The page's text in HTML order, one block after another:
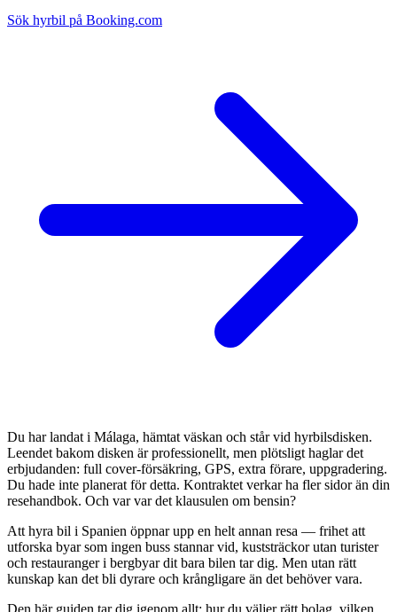
Sök hyrbil på Booking.com
Du har landat i Málaga, hämtat väskan och står vid hyrbilsdisken.
Leendet bakom disken är professionellt, men plötsligt haglar det
erbjudanden: full cover-försäkring, GPS, extra förare, uppgradering.
Du hade inte planerat för detta. Kontraktet verkar ha fler sidor än din
resehandbok. Och var var det klausulen om bensin?
Att hyra bil i Spanien öppnar upp en helt annan resa — frihet att
utforska byar som ingen buss stannar vid, kuststräckor utan turister
och restauranger i bergbyar dit bara bilen tar dig. Men utan rätt
kunskap kan det bli dyrare och krångligare än det behöver vara.
Den här guiden tar dig igenom allt: hur du väljer rätt bolag, vilken